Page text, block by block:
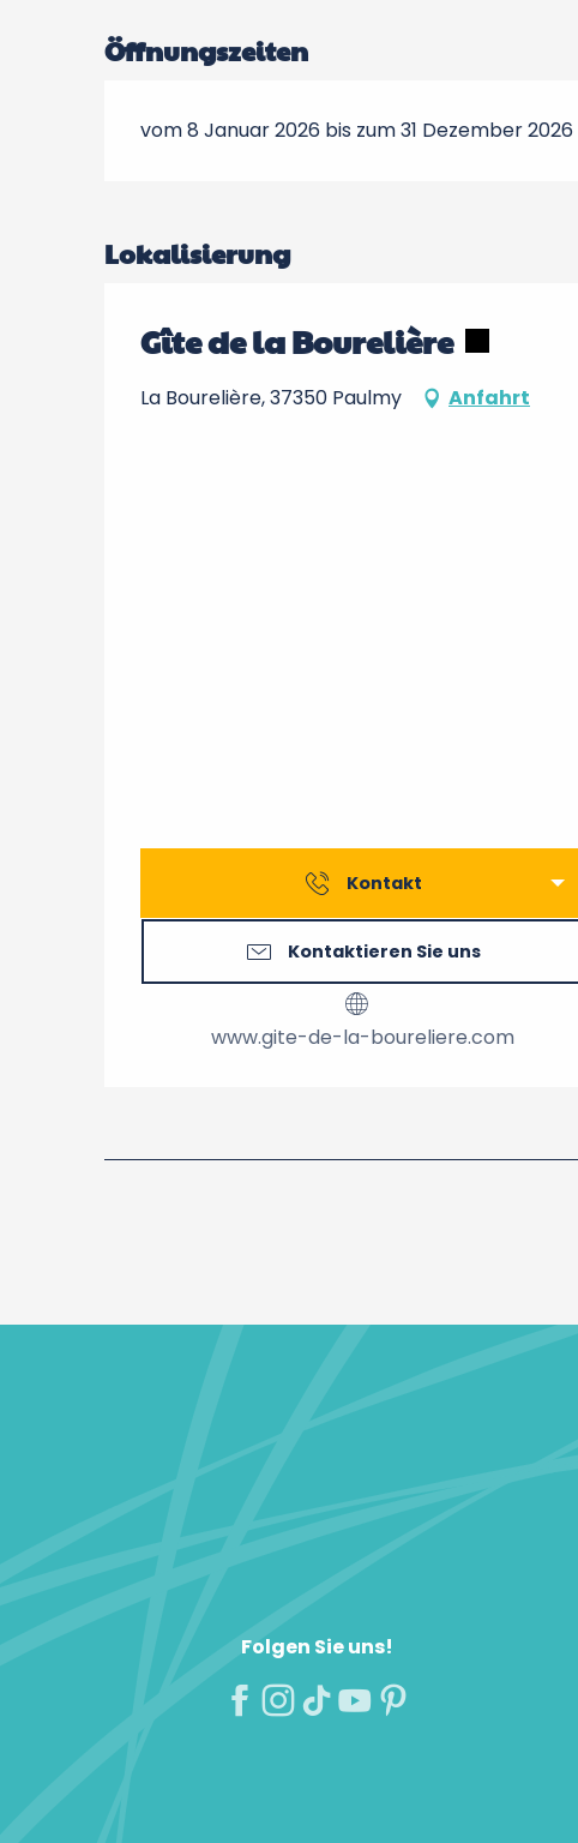
Öffnungszeiten
vom 8 Januar 2026 bis zum 31 Dezember 2026
Lokalisierung
Gîte de la Bourelière
La Bourelière, 37350 Paulmy Anfahrt
Kontakt
Kontaktieren Sie uns
www.gite-de-la-boureliere.com
Folgen Sie uns!